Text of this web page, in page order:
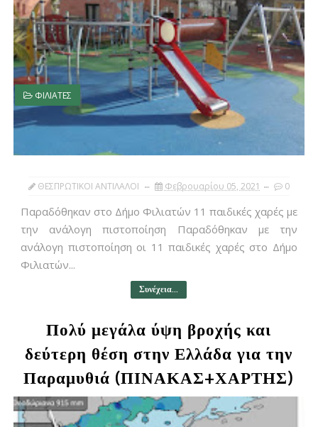
ΦΙΛΙΑΤΕΣ
ΘΕΣΠΡΩΤΙΚΟΙ ΑΝΤΙΛΑΛΟΙ Φεβρουαρίου 05, 2021 0
Παραδόθηκαν στο Δήμο Φιλιατών 11 παιδικές χαρές με
την ανάλογη πιστοποίηση Παραδόθηκαν με την
ανάλογη πιστοποίηση οι 11 παιδικές χαρές στο Δήμο
Φιλιατών...
Συνέχεια...
Πολύ μεγάλα ύψη βροχής και
δεύτερη θέση στην Ελλάδα για την
Παραμυθιά (ΠΙΝΑΚΑΣ+ΧΑΡΤΗΣ)